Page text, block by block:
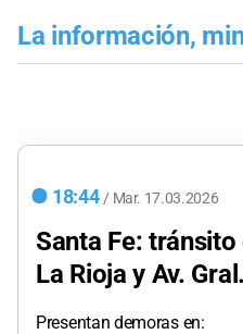
La información,
18:44 / Mar. 17.03.2026
Santa Fe:
La Rioja y Av.
Presentan demoras en: